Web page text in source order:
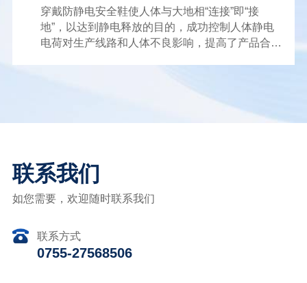
穿戴防静电安全鞋使人体与大地相“连接”即“接
地”，以达到静电释放的目的，成功控制人体静电
电荷对生产线路和人体不良影响，提高了产品合
联系我们
如您需要，欢迎随时联系我们
联系方式
0755-27568506